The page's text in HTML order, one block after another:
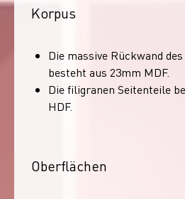
Korpus
Die massive Rückwand
besteht aus 23mm MDF.
Die filigranen Seitenteile
HDF.
Oberflächen